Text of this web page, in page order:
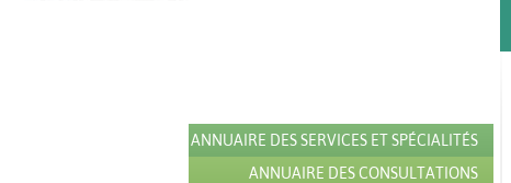
ANNUAIRE DES SERVICES ET SPÉCIALITÉS
ANNUAIRE DES CONSULTATIONS